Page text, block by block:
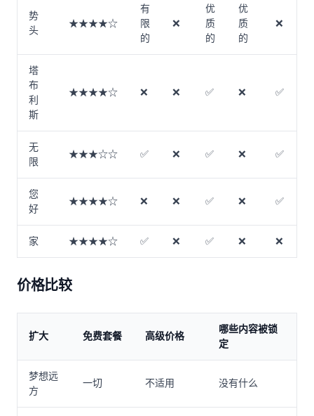
势
头
★★★★☆
有
限
的
❌
优
质
的
优
质
的
❌
塔
布
利
斯
★★★★☆ ❌ ❌ ✅ ❌ ✅
无
限
★★★☆☆ ✅ ❌ ✅ ❌ ✅
您
好
★★★★☆ ❌ ❌ ✅ ❌ ✅
家 ★★★★☆ ✅ ❌ ✅ ❌ ❌
价格比较
扩大 免费套餐 高级价格
哪些内容被锁
定
梦想远
方
一切 不适用 没有什么